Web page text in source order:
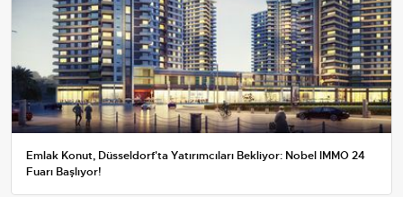
Emlak Konut, Düsseldorf'ta Yatırımcıları Bekliyor: Nobel IMMO 24
Fuarı Başlıyor!